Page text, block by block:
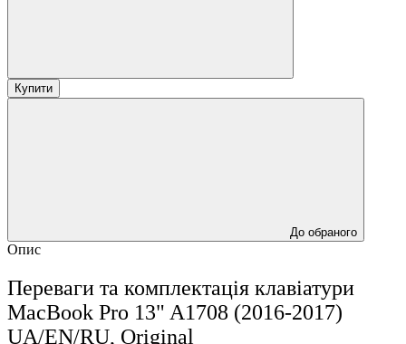
Купити
До обраного
Опис
Переваги та комплектація клавіатури
MacBook Pro 13" A1708 (2016-2017)
UA/EN/RU, Original